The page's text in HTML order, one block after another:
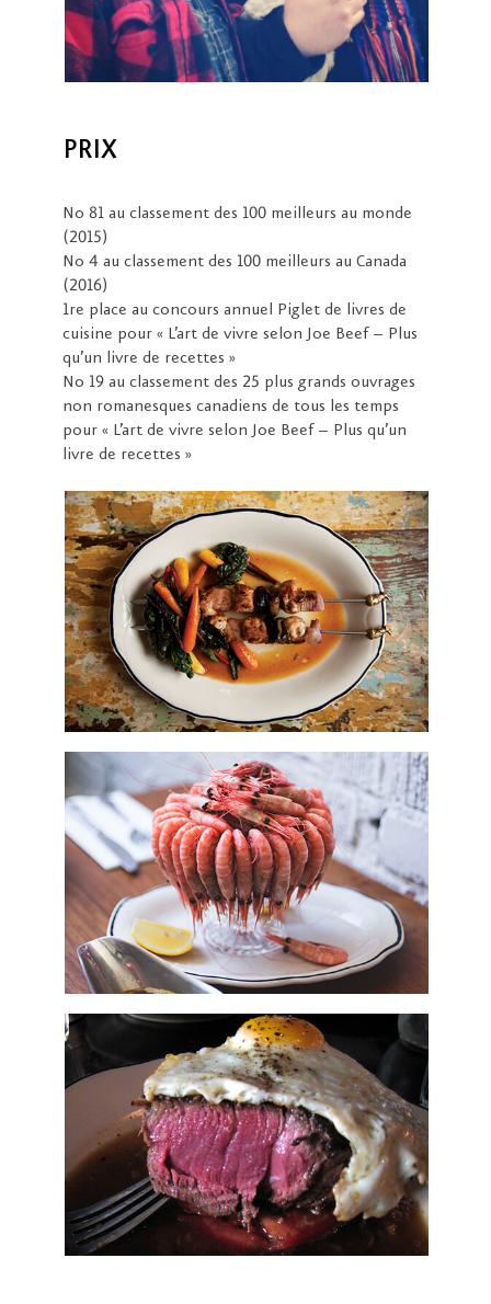
PRIX
No 81 au classement des 100 meilleurs au monde
(2015)
No 4 au classement des 100 meilleurs au Canada
(2016)
1re place au concours annuel Piglet de livres de
cuisine pour « L’art de vivre selon Joe Beef – Plus
qu’un livre de recettes »
No 19 au classement des 25 plus grands ouvrages
non romanesques canadiens de tous les temps
pour « L’art de vivre selon Joe Beef – Plus qu’un
livre de recettes »